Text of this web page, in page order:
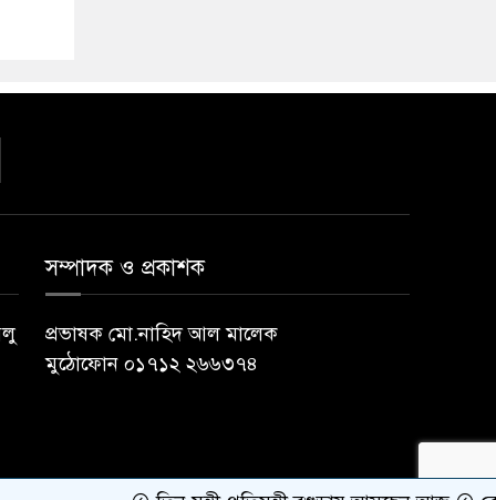
সম্পাদক ও প্রকাশক
প্রভাষক মো.নাহিদ আল মালেক
মুঠোফোন ০১৭১২ ২৬৬৩৭৪